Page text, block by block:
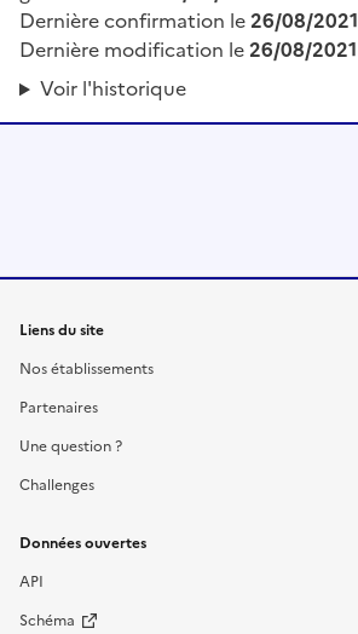
Dernière confirmation le26/08/2021
Dernière modification le26/08/2021
Voir l'historique
Liens du site
Nos établissements
Partenaires
Une question ?
Challenges
Données ouvertes
API
Schéma